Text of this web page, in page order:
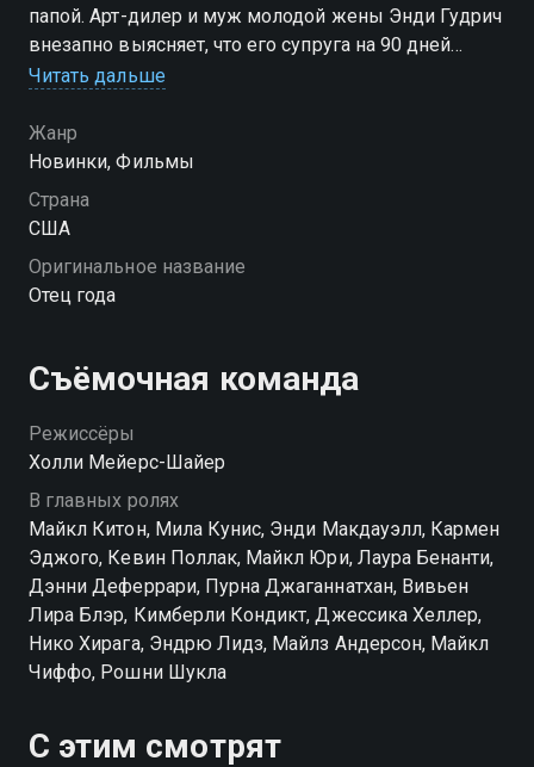
папой. Арт-дилер и муж молодой жены Энди Гудрич
внезапно выясняет, что его супруга на 90 дней
уехала на реабилитационную программу. Теперь
маленькими детьми. Сперва мужчина пробует
оставить их своей старшей дочери, но, оказывается,
она беременна. Энди осознает, что ему все-таки
придется взять дело в свои руки и самостоятельно
Читать дальше
Жанр
Новинки, Фильмы
Страна
США
Оригинальное название
Отец года
Съёмочная команда
Режиссёры
Холли Мейерс-Шайер
В главных ролях
Майкл Китон, Мила Кунис, Энди Макдауэлл, Кармен
Эджого, Кевин Поллак, Майкл Юри, Лаура Бенанти,
Дэнни Деферрари, Пурна Джаганнатхан, Вивьен
Лира Блэр, Кимберли Кондикт, Джессика Хеллер,
Нико Хирага, Эндрю Лидз, Майлз Андерсон, Майкл
Чиффо, Рошни Шукла
С этим смотрят